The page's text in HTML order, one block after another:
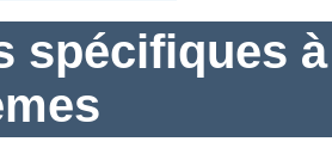
spécifiques